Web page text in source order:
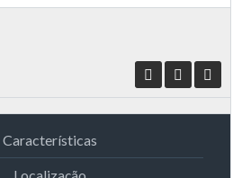
Características